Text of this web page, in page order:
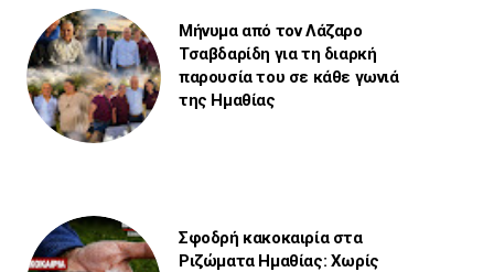
Μήνυμα από τον Λάζαρο
Τσαβδαρίδη για τη διαρκή
παρουσία του σε κάθε γωνιά
της Ημαθίας
Σφοδρή κακοκαιρία στα
Ριζώματα Ημαθίας: Χωρίς